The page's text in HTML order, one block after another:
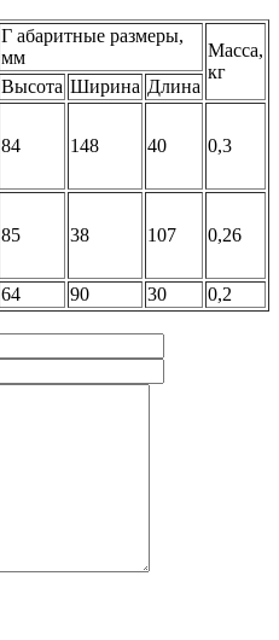
Г абаритные размеры,
мм
Масса,
кг
Высота Ширина Длина
84 148 40 0,3
85 38 107 0,26
64 90 30
0,2